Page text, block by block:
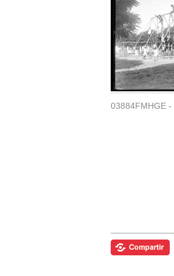
03884FMHGE -